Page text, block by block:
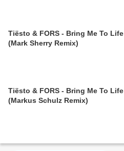
Tiësto & FORS - Bring Me To Life
(Mark Sherry Remix)
Tiësto & FORS - Bring Me To Life
(Markus Schulz Remix)